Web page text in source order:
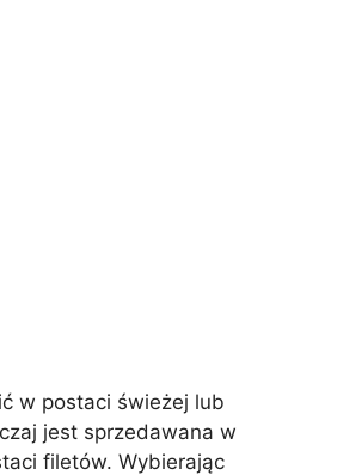
w postaci świeżej lub
jest sprzedawana w
filetów. Wybierając